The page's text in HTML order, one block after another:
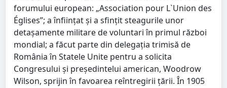
forumului european: „Association pour L`Union des
Églises”; a înfiinţat şi a sfinţit steagurile unor
detaşamente militare de voluntari în primul război
mondial; a făcut parte din delegaţia trimisă de
România în Statele Unite pentru a solicita
Congresului şi preşedintelui american, Woodrow
Wilson, sprijin în favoarea reîntregirii ţării. În 1905